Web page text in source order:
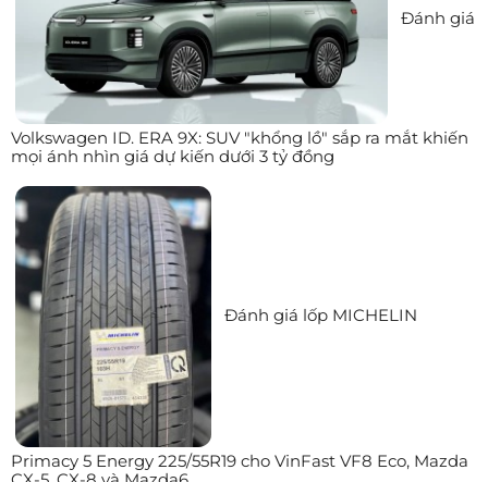
Đánh giá
Volkswagen ID. ERA 9X: SUV "khổng lồ" sắp ra mắt khiến
mọi ánh nhìn giá dự kiến dưới 3 tỷ đồng
Đánh giá lốp MICHELIN
Primacy 5 Energy 225/55R19 cho VinFast VF8 Eco, Mazda